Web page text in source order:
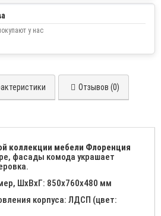
у нас
Отзывов (0)
коллекции мебели Флоренция
фасады комода украшает
ШхВхГ: 850х760х480 мм
корпуса: ЛДСП (цвет: